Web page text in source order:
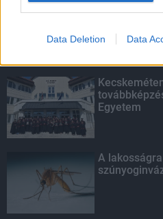
Data Deletion Data
Megérkezett
Egyetem
A